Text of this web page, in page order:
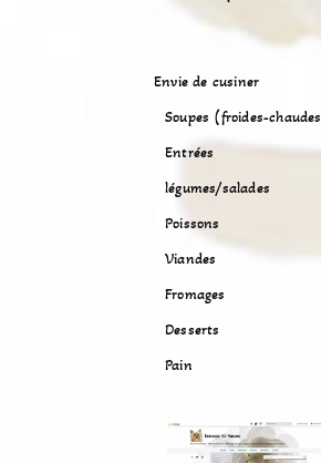
Envie de cusiner
Soupes (froides-
Entrées
légumes/salades
Poissons
Viandes
Fromages
Desserts
Pain